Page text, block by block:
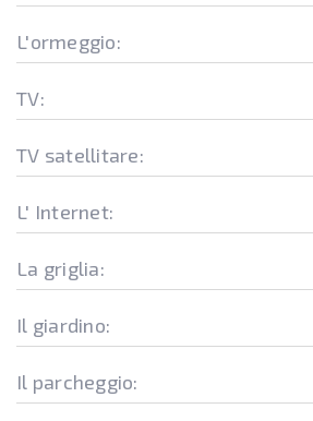
L'ormeggio:
TV:
TV satellitare:
L' Internet:
La griglia:
Il giardino:
Il parcheggio: